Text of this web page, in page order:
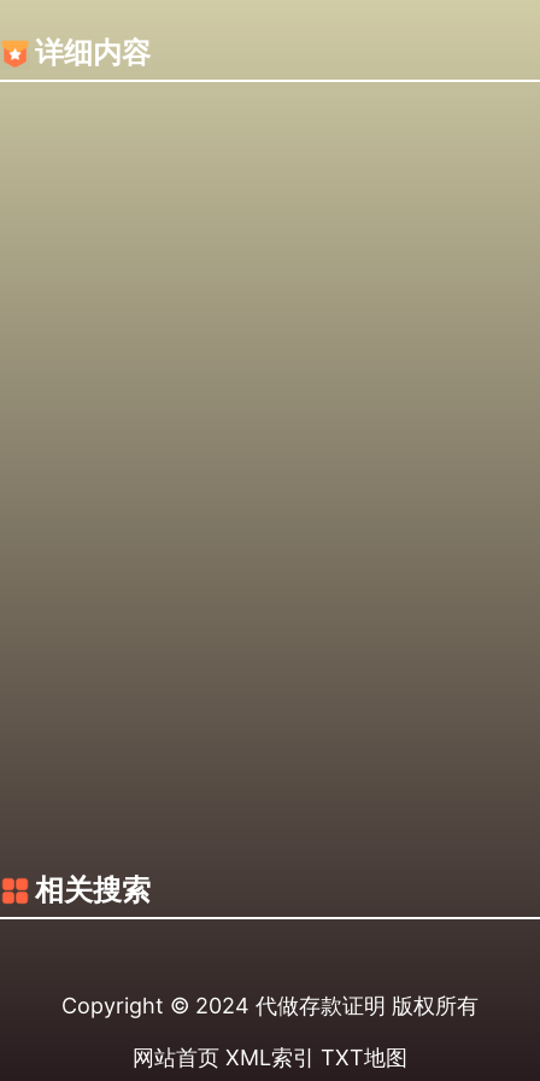
详细内容
相关搜索
Copyright © 2024 代做存款证明 版权所有
网站首页 XML索引 TXT地图